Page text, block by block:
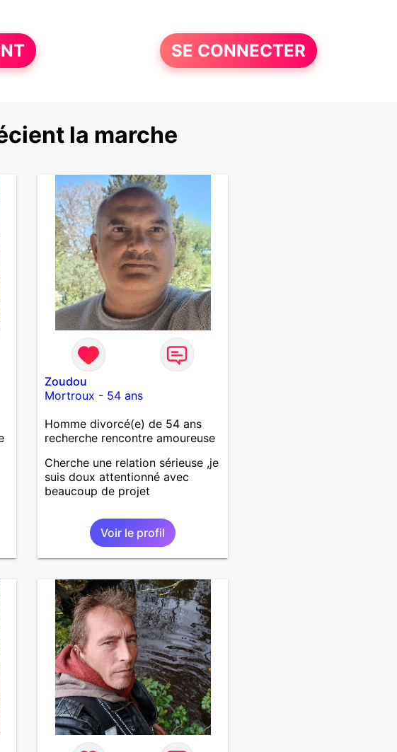
SE CONNECTER
la marche
Zoudou
Mortroux - 54 ans
Homme divorcé(e) de 54 ans
recherche rencontre amoureuse
Cherche une relation sérieuse ,je
suis doux attentionné avec
beaucoup de projet
Voir le profil